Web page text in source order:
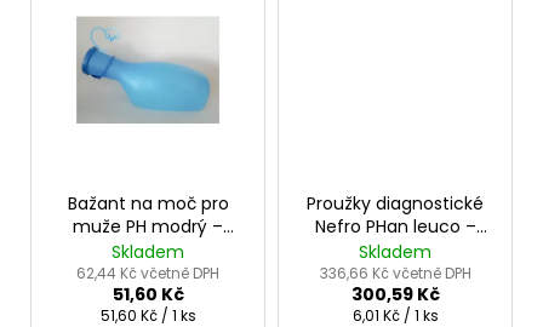
Bažant na moč pro
muže PH modrý –
močová láhev s
víčkem 1 l
Skladem
62,44 Kč včetně DPH
51,60 Kč
Měrná
51,60 Kč / 1 ks
Proužky diagnostické
Nefro PHan leuco –
analýza moči během 2
minut
Skladem
336,66 Kč včetně DPH
300,59 Kč
Měrná
6,01 Kč / 1 ks